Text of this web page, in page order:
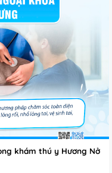
khám thú y Hương Nở